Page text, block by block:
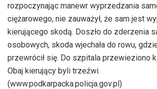
rozpoczynając manewr wyprzedzania
ciężarowego, nie zauważył, że sam jest
kierującego skodą. Doszło do zderzenia
osobowych, skoda wjechała do rowu,
przewrócił się. Do szpitala przewieziono
Obaj kierujący byli trzeźwi.
(www.podkarpacka.policja.gov.pl)